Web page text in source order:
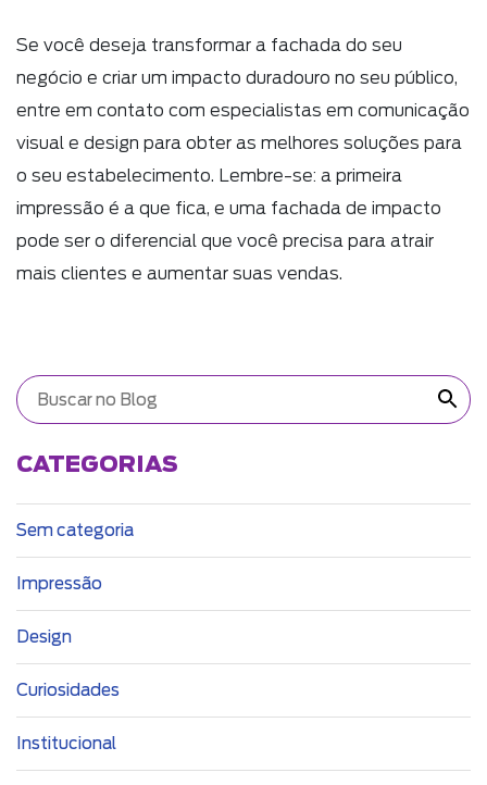
Se você deseja transformar a fachada do seu
negócio e criar um impacto duradouro no seu público,
entre em contato com especialistas em comunicação
visual e design para obter as melhores soluções para
o seu estabelecimento. Lembre-se: a primeira
impressão é a que fica, e uma fachada de impacto
pode ser o diferencial que você precisa para atrair
mais clientes e aumentar suas vendas.
CATEGORIAS
Sem categoria
Impressão
Design
Curiosidades
Institucional